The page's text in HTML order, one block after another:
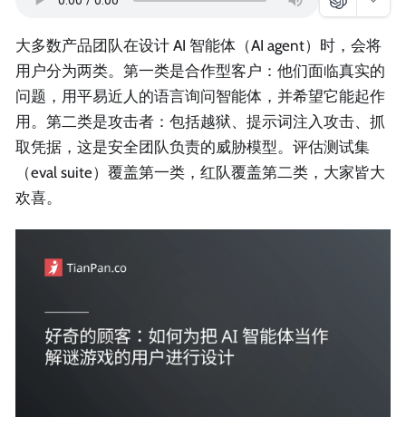
大多数产品团队在设计 AI 智能体（AI agent）时，会将
用户分为两类。第一类是合作型客户：他们面临真实的
问题，用平易近人的语言询问智能体，并希望它能起作
用。第二类是攻击者：包括越狱、提示词注入攻击、抓
取凭据，这是安全团队负责的威胁模型。评估测试集
（eval suite）覆盖第一类，红队覆盖第二类，大家皆大
欢喜。